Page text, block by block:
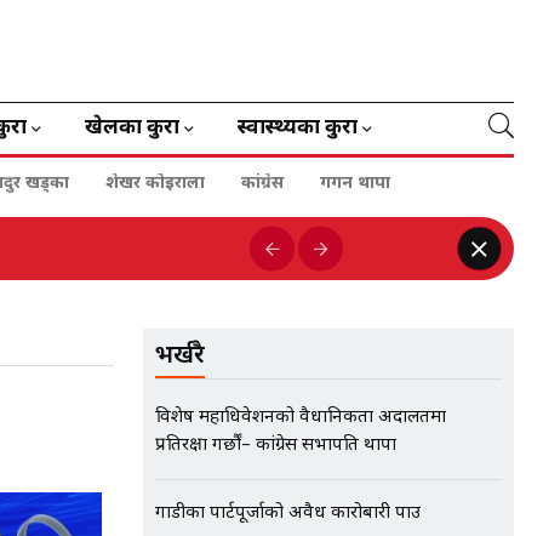
खेलका कुरा स्वास्थ्यका कुरा
खड्का शेखर कोइराला कांग्रेस गगन थापा
भर्खरै
विशेष महाधिवेशनको वैधानिकता अदालतमा
प्रतिरक्षा गर्छौं– कांग्रेस सभापति थापा
गाडीका पार्टपूर्जाको अवैध कारोबारी पक्राउ